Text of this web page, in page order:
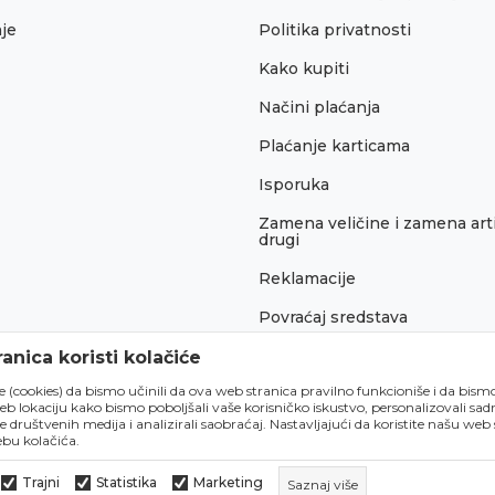
Politika privatnosti
Kako kupiti
Načini plaćanja
Plaćanje karticama
Isporuka
Zamena veličine i zamena
drugi
Reklamacije
Povraćaj sredstava
koristi kolačiće
(cookies) da bismo učinili da ova web stranica pravilno funkcioniše i da
lokaciju kako bismo poboljšali vaše korisničko iskustvo, personalizovali
društvenih medija i analizirali saobraćaj. Nastavljajući da koristite našu web
kolačića.
Trajni Statistika Marketing Saznaj više